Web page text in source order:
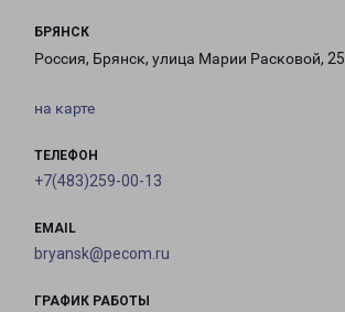
БРЯНСК
Россия, Брянск, улица Марии Расковой, 25
на карте
ТЕЛЕФОН
+7(483)259-00-13
EMAIL
bryansk@pecom.ru
ГРАФИК РАБОТЫ